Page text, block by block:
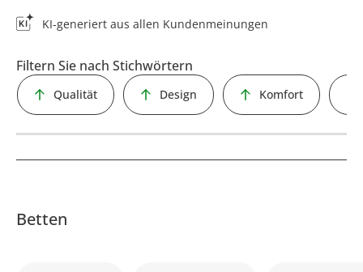
KI-generiert aus allen Kundenmeinungen
Filtern Sie nach Stichwörtern
Qualität Design Komfort
Betten